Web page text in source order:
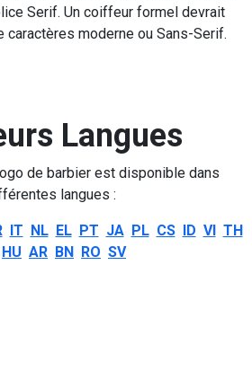
Serif. Un coiffeur formel devrait
caractères moderne ou Sans-Serif.
Langues
de barbier est disponible dans
langues :
IT NL EL PT JA PL CS ID VI TH
HU AR BN RO SV